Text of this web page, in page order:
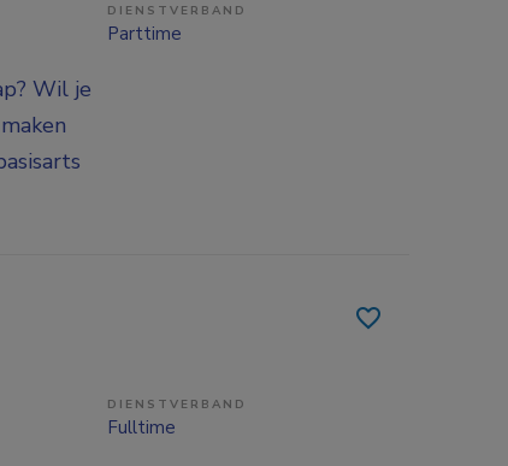
DIENSTVERBAND
Parttime
Wil je
DIENSTVERBAND
Fulltime